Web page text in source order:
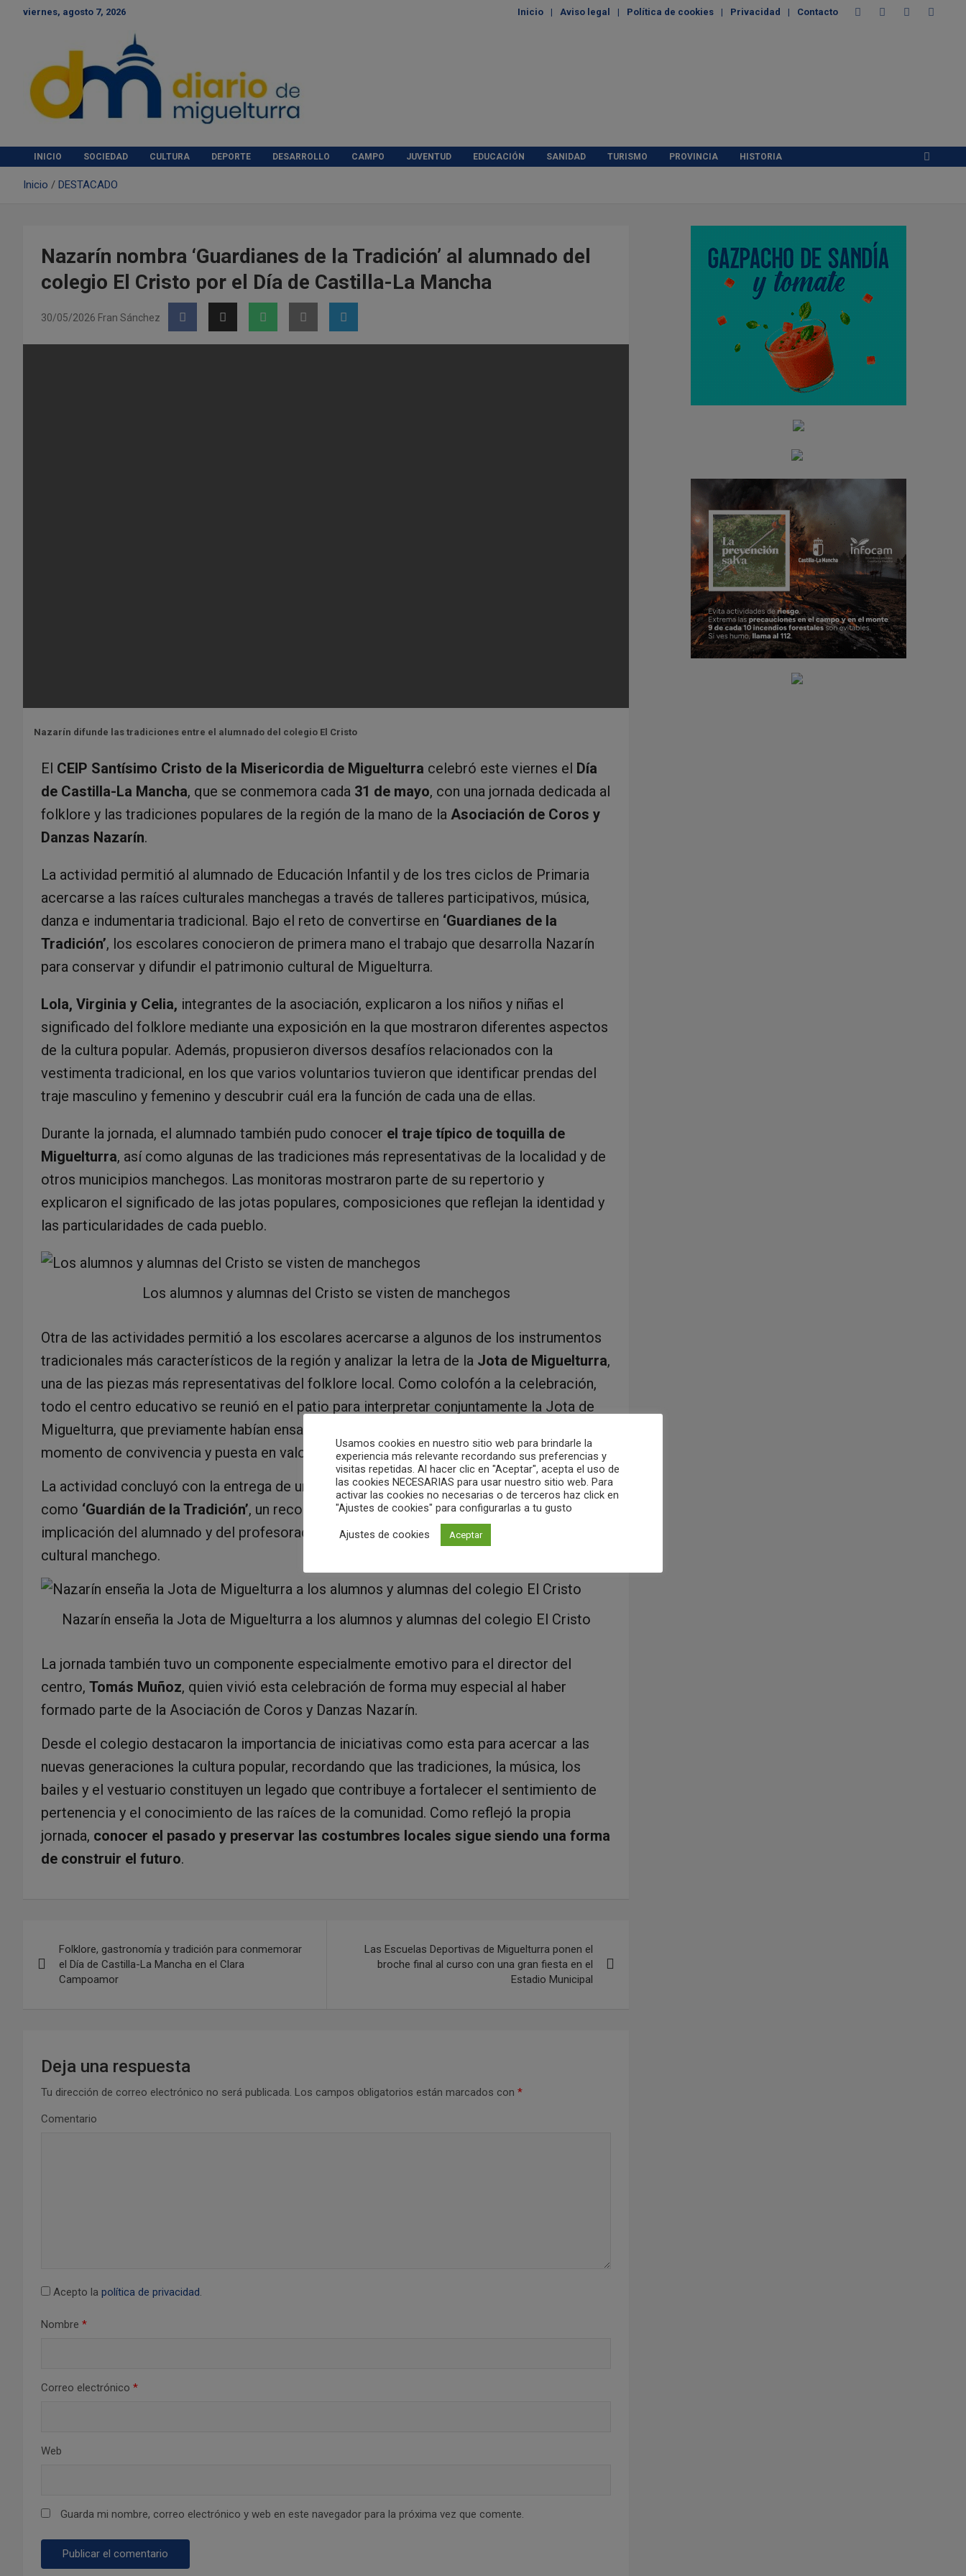
viernes, agosto 7, 2026 Inicio Aviso legal Política de cookies Privacidad Contacto
Diario de Miguelturra
INICIO SOCIEDAD CULTURA DEPORTE DESARROLLO CAMPO JUVENTUD EDUCACIÓN SANIDAD TURISMO PROVINCIA HISTORIA
Inicio DESTACADO
Nazarín nombra ‘Guardianes de la Tradición’ al alumnado del
colegio El Cristo por el Día de Castilla-La Mancha
30/05/2026 Fran Sánchez
Nazarín difunde las tradiciones entre el alumnado del colegio El Cristo
El CEIP Santísimo Cristo de la Misericordia de Miguelturra celebró este viernes el Día
de Castilla-La Mancha, que se conmemora cada 31 de mayo, con una jornada dedicada al
folklore y las tradiciones populares de la región de la mano de la Asociación de Coros y
Danzas Nazarín.
La actividad permitió al alumnado de Educación Infantil y de los tres ciclos de Primaria
acercarse a las raíces culturales manchegas a través de talleres participativos, música,
danza e indumentaria tradicional. Bajo el reto de convertirse en ‘Guardianes de la
Tradición’, los escolares conocieron de primera mano el trabajo que desarrolla Nazarín
para conservar y difundir el patrimonio cultural de Miguelturra.
Lola, Virginia y Celia, integrantes de la asociación, explicaron a los niños y niñas el
significado del folklore mediante una exposición en la que mostraron diferentes aspectos
de la cultura popular. Además, propusieron diversos desafíos relacionados con la
vestimenta tradicional, en los que varios voluntarios tuvieron que identificar prendas del
traje masculino y femenino y descubrir cuál era la función de cada una de ellas.
Durante la jornada, el alumnado también pudo conocer el traje típico de toquilla de
Miguelturra, así como algunas de las tradiciones más representativas de la localidad y de
otros municipios manchegos. Las monitoras mostraron parte de su repertorio y
explicaron el significado de las jotas populares, composiciones que reflejan la identidad y
las particularidades de cada pueblo.
Los alumnos y alumnas del Cristo se visten de manchegos
Otra de las actividades permitió a los escolares acercarse a algunos de los instrumentos
tradicionales más característicos de la región y analizar la letra de la Jota de Miguelturra,
una de las piezas más representativas del folklore local. Como colofón a la celebración,
todo el centro educativo se reunió en el patio para interpretar conjuntamente la Jota de
Miguelturra, que previamente habían ensayado durante la jornada, protagonizando un
momento de convivencia y puesta en valor de las tradiciones locales.
La actividad concluyó con la entrega de un diploma al centro educativo que lo acredita
como ‘Guardián de la Tradición’, un reconocimiento con el que Nazarín quiso destacar la
implicación del alumnado y del profesorado en la conservación y difusión del patrimonio
cultural manchego.
Nazarín enseña la Jota de Miguelturra a los alumnos y alumnas del colegio El Cristo
La jornada también tuvo un componente especialmente emotivo para el director del
centro, Tomás Muñoz, quien vivió esta celebración de forma muy especial al haber
formado parte de la Asociación de Coros y Danzas Nazarín.
Desde el colegio destacaron la importancia de iniciativas como esta para acercar a las
nuevas generaciones la cultura popular, recordando que las tradiciones, la música, los
bailes y el vestuario constituyen un legado que contribuye a fortalecer el sentimiento de
pertenencia y el conocimiento de las raíces de la comunidad. Como reflejó la propia
jornada, conocer el pasado y preservar las costumbres locales sigue siendo una forma
de construir el futuro.
Folklore, gastronomía y tradición para conmemorar
el Día de Castilla-La Mancha en el Clara
Campoamor
Las Escuelas Deportivas de Miguelturra ponen el
broche final al curso con una gran fiesta en el
Estadio Municipal
Deja una respuesta
Tu dirección de correo electrónico no será publicada. Los campos obligatorios están marcados con *
Comentario
Acepto la política de privacidad.
Nombre *
Correo electrónico *
Web
Guarda mi nombre, correo electrónico y web en este navegador para la próxima vez que comente.
Usamos cookies en nuestro sitio web para brindarle la
experiencia más relevante recordando sus preferencias y
visitas repetidas. Al hacer clic en "Aceptar", acepta el uso de
las cookies NECESARIAS para usar nuestro sitio web. Para
activar las cookies no necesarias o de terceros haz click en
"Ajustes de cookies" para configurarlas a tu gusto
Ajustes de cookies Aceptar